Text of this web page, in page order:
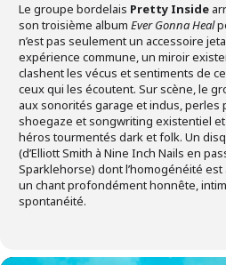
Le groupe bordelais Pretty Inside
son troisième album Ever Gonna Heal
n’est pas seulement un accessoire
expérience commune, un miroir
clashent les vécus et sentiments de
ceux qui les écoutent. Sur scène, le
aux sonorités garage et indus, perles
shoegaze et songwriting existentiel
héros tourmentés dark et folk. Un
(d’Elliott Smith à Nine Inch Nails en
Sparklehorse) dont l’homogénéité
un chant profondément honnête,
spontanéité.